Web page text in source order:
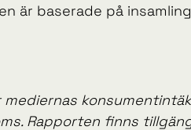
är baserade på
mediernas
Rapporten finns